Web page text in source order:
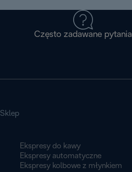
Często zadawane pytania
Sklep
Ekspresy do kawy
Ekspresy automatyczne
Ekspresy kolbowe z młynkiem